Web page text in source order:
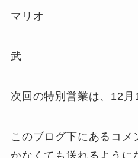
マリオ
武
次回の特別営業は、12月
このブログ下にあるコメ